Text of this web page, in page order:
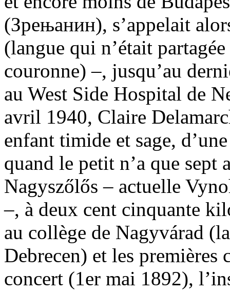
(Зрењанин), s’appelait
(langue qui n’était
couronne) –, jusqu’au
au West Side Hospital de
avril 1940, Claire
enfant timide et sage,
quand le petit n’a que sept
Nagyszőlős – actuelle
–, à deux cent cinquante
au collège de Nagyvárad
Debrecen) et les
concert (1er mai 1892),